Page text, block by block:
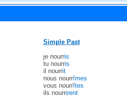
Simple Past
je nourris
tu nourris
il nourrit
nous nourrîmes
vous nourrîtes
ils nourrirent